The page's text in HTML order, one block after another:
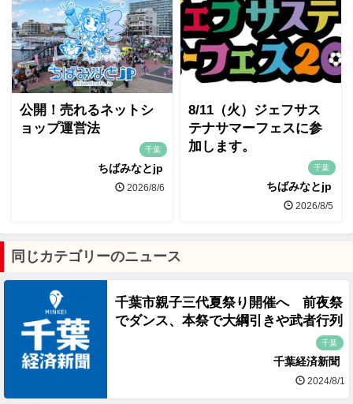
公開！売れるネットシ
ョップ運営法
千葉
ちばみなとjp
2026/8/6
8/11（火）ジェフサス
テナサマーフェスに参
加します。
千葉
ちばみなとjp
2026/8/5
同じカテゴリーのニュース
千葉市親子三代夏祭り開催へ 前夜祭
でダンス、本祭で大綱引きや武者行列
千葉
千葉経済新聞
2024/8/1